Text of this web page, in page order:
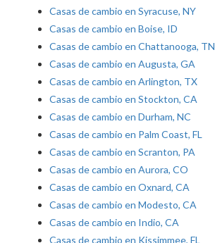
Casas de cambio en Syracuse, NY
Casas de cambio en Boise, ID
Casas de cambio en Chattanooga, TN
Casas de cambio en Augusta, GA
Casas de cambio en Arlington, TX
Casas de cambio en Stockton, CA
Casas de cambio en Durham, NC
Casas de cambio en Palm Coast, FL
Casas de cambio en Scranton, PA
Casas de cambio en Aurora, CO
Casas de cambio en Oxnard, CA
Casas de cambio en Modesto, CA
Casas de cambio en Indio, CA
Casas de cambio en Kissimmee, FL